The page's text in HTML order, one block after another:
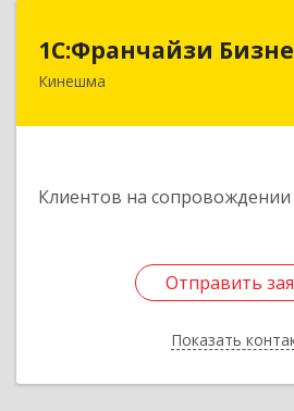
1С:Франчайзи
Кинешма
Клиентов на сопровождении
Отправить
Показать
155800, Ивановская обл,
Отправить
Назад